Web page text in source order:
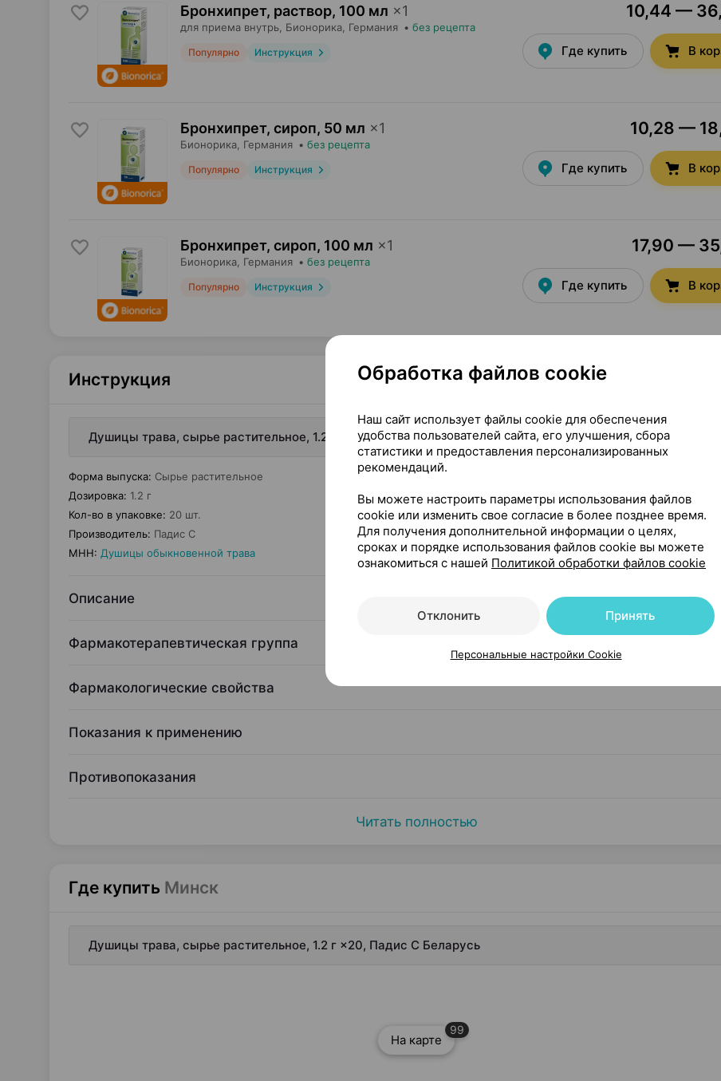
Бронхипрет, раствор, 100 мл ×1
для приема внутрь, Бионорика , Германия • без рецепта
Популярно Инструкция
10,44 —
Где купить В
Бронхипрет, сироп, 50 мл ×1
Бионорика , Германия • без рецепта
Популярно Инструкция
10,28 —
Где купить В
Бронхипрет, сироп, 100 мл ×1
Бионорика , Германия • без рецепта
Популярно Инструкция
17,90 —
Где купить В
Инструкция
Душицы трава, сырье растительное, 1.2 г ×20, Падис С Беларусь
Форма выпуска: Сырье растительное
Дозировка: 1.2 г
Кол-во в упаковке: 20 шт.
Производитель: Падис С
МНН: Душицы обыкновенной трава
Описание
Фармакотерапевтическая группа
Фармакологические свойства
Показания к применению
Противопоказания
Читать полностью
Где купить Минск
Душицы трава, сырье растительное, 1.2 г ×20, Падис С Беларусь
На карте
99
Обработка файлов cookie
Наш сайт использует файлы cookie для обеспечения
удобства пользователей сайта, его улучшения, сбора
статистики и предоставления персонализированных
рекомендаций.
Вы можете настроить параметры использования файлов
cookie или изменить свое согласие в более позднее время.
Для получения дополнительной информации о целях,
сроках и порядке использования файлов cookie вы можете
ознакомиться с нашей Политикой обработки файлов cookie
Отклонить Принять
Персональные настройки Cookie